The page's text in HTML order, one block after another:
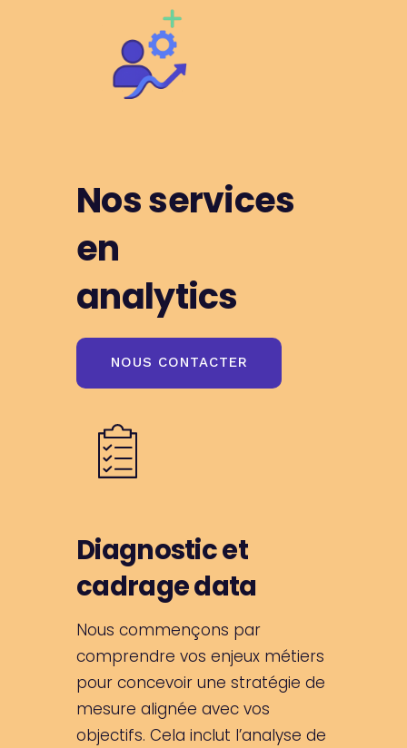
Nos services
en
analytics
NOUS CONTACTER
Diagnostic et
cadrage data
Nous commençons par
comprendre vos enjeux métiers
pour concevoir une stratégie de
mesure alignée avec vos
objectifs. Cela inclut l’analyse de